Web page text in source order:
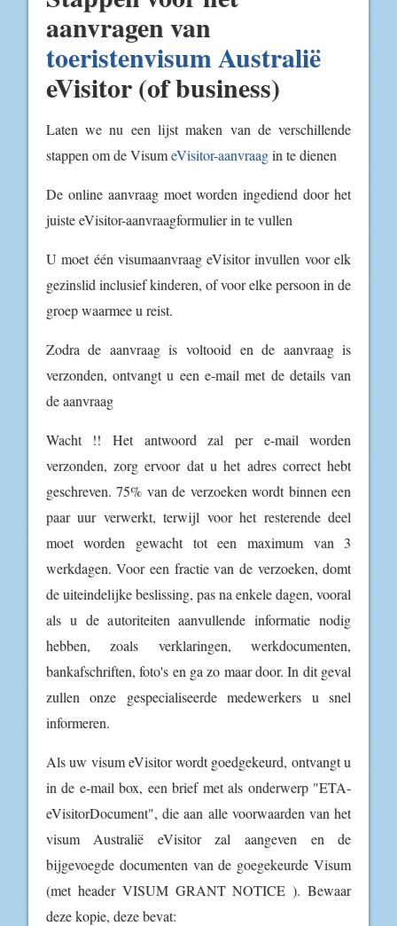
aanvragen van
toeristenvisum Australië
eVisitor (of business)
Laten we nu een lijst maken van de verschillende
stappen om de VisumeVisitor-aanvraagin te dienen
De online aanvraag moet worden ingediend door het
juiste eVisitor-aanvraagformulier in te vullen
U moet één visumaanvraag eVisitor invullen voor elk
gezinslid inclusief kinderen, of voor elke persoon in de
groep waarmee u reist.
Zodra de aanvraag is voltooid en de aanvraag is
verzonden, ontvangt u een e-mail met de details van
de aanvraag
Wacht !! Het antwoord zal per e-mail worden
verzonden, zorg ervoor dat u het adres correct hebt
geschreven. 75% van de verzoeken wordt binnen een
paar uur verwerkt, terwijl voor het resterende deel
moet worden gewacht tot een maximum van 3
werkdagen. Voor een fractie van de verzoeken, domt
de uiteindelijke beslissing, pas na enkele dagen, vooral
als u de autoriteiten aanvullende informatie nodig
hebben, zoals verklaringen, werkdocumenten,
bankafschriften, foto's en ga zo maar door. In dit geval
zullen onze gespecialiseerde medewerkers u snel
informeren.
Als uw visum eVisitor wordt goedgekeurd, ontvangt u
in de e-mail box, een brief met als onderwerp "ETA-
eVisitorDocument", die aan alle voorwaarden van het
visum Australië eVisitor zal aangeven en de
bijgevoegde documenten van de goegekeurde Visum
(met header VISUM GRANT NOTICE ). Bewaar
deze kopie, deze bevat: